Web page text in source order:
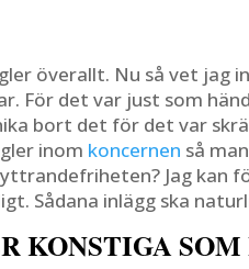
överallt. Nu så vet jag
För det var just som
bort det för det var
inom koncernen så
Jag kan
Sådana inlägg ska
KONSTIGA